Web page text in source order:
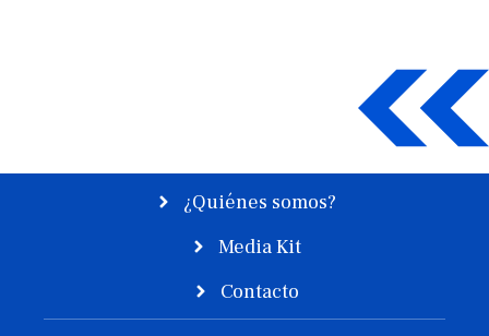
¿Quiénes somos?
Media Kit
Contacto